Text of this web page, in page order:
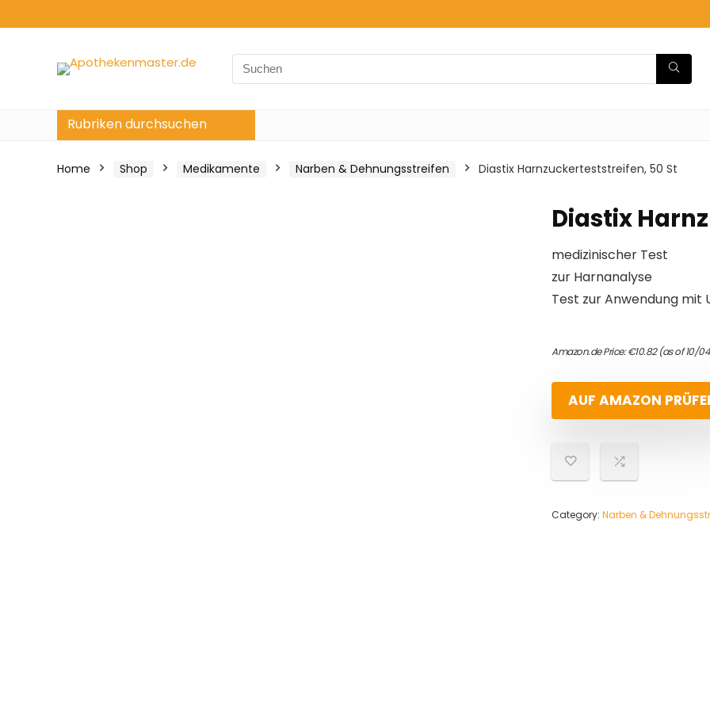
Search
for:
Rubriken durchsuchen
Home Shop Medikamente Narben & Dehnungsstreifen Diastix Harnzuckerteststreifen, 50 St
Diastix
medizinischer Test
zur Harnanalyse
Test zur Anwendung mit
Amazon.de Price:€10.82(as of 10/
AUF AMAZON
Category: Narben &